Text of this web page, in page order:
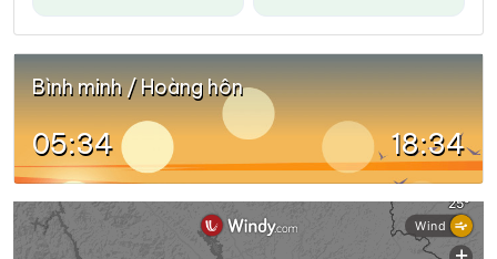
Bình minh / Hoàng hôn
05:34 18:34